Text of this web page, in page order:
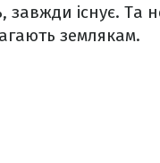
існує. Та
землякам.